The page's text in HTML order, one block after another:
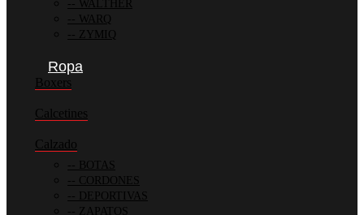
WALTHER
WARQ
ZYMIQ
Ropa
Boxers
Calcetines
Calzado
BOTAS
CORDONES
DEPORTIVAS
ZAPATOS